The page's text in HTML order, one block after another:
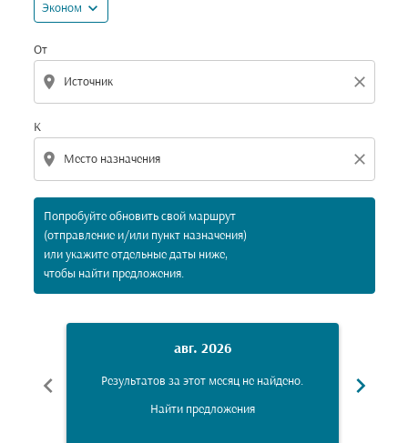
Эконом expand_more
От
location_on close
К
location_on close
Попробуйте обновить свой маршрут
(отправление и/или пункт назначения)
или укажите отдельные даты ниже,
чтобы найти предложения.
chevron_left
авг. 2026
Результатов за этот месяц не найдено.
Найти предложения
chevron_right